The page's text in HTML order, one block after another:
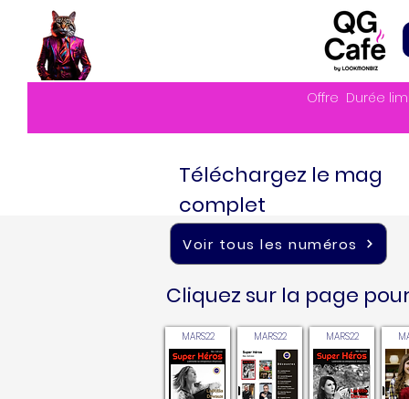
Offre Durée
Téléchargez le mag
complet
Voir tous les numéros
Cliquez sur la page
MARS22 MARS22 MARS22